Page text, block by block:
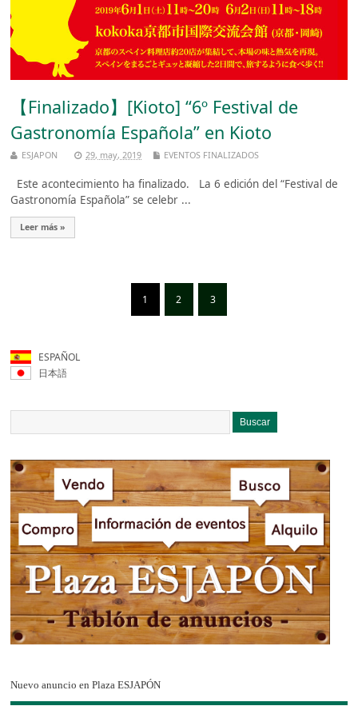
【Finalizado】[Kioto] “6º Festival de
Gastronomía Española” en Kioto
ESJAPON 29, may, 2019 EVENTOS FINALIZADOS
Este acontecimiento ha finalizado. La 6 edición del “Festival de
Gastronomía Española” se celebr ...
Leer más »
1 2 3
ESPAÑOL
日本語
Nuevo anuncio en Plaza ESJAPÓN